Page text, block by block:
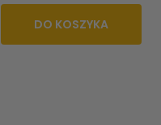
DO KOSZYKA